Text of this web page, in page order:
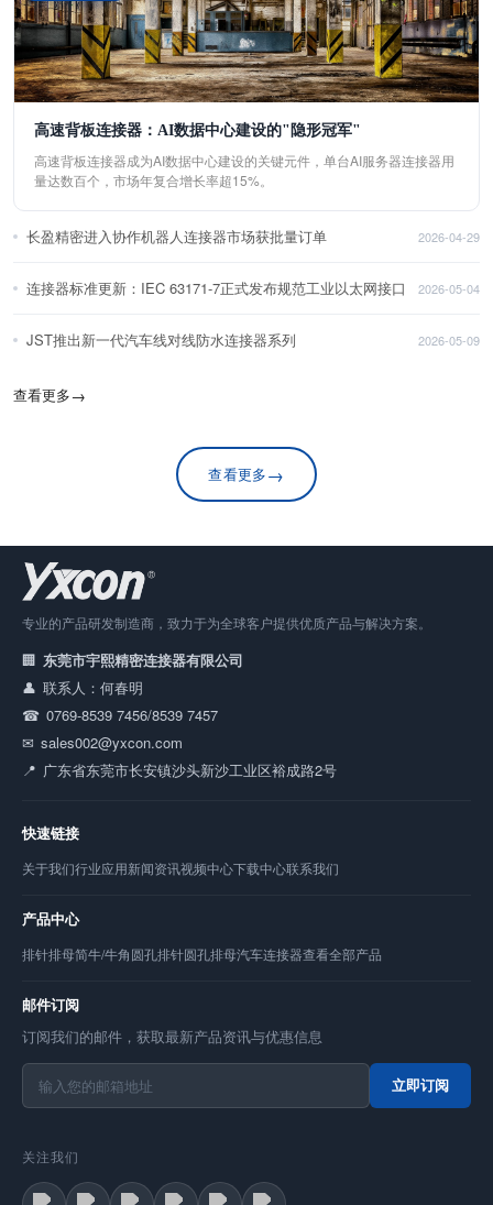
高速背板连接器：AI数据中心建设的"隐形冠军"
高速背板连接器成为AI数据中心建设的关键元件，单台AI服务器连接器用
量达数百个，市场年复合增长率超15%。
长盈精密进入协作机器人连接器市场获批量订单 2026-04-29
连接器标准更新：IEC 63171-7正式发布规范工业以太网接口 2026-05-04
JST推出新一代汽车线对线防水连接器系列 2026-05-09
查看更多→
查看更多→
专业的产品研发制造商，致力于为全球客户提供优质产品与解决方案。
东莞市宇熙精密连接器有限公司
联系人：何春明
0769-8539 7456/8539 7457
sales002@yxcon.com
广东省东莞市长安镇沙头新沙工业区裕成路2号
快速链接
关于我们行业应用新闻资讯视频中心下载中心联系我们
产品中心
排针排母简牛/牛角圆孔排针圆孔排母汽车连接器查看全部产品
邮件订阅
订阅我们的邮件，获取最新产品资讯与优惠信息
立即订阅
关注我们